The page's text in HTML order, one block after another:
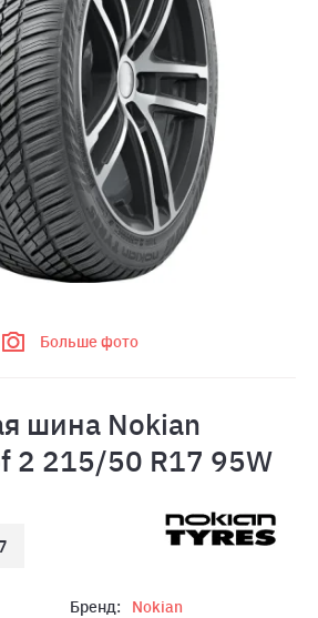
Больше фото
шина Nokian
2 215/50 R17 95W
Бренд:
Nokian